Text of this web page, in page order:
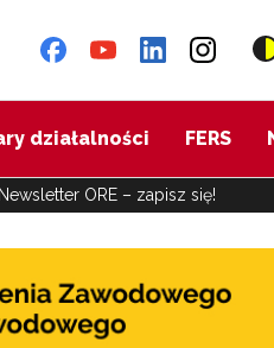
działalności FERS
Newsletter ORE – zapisz się!